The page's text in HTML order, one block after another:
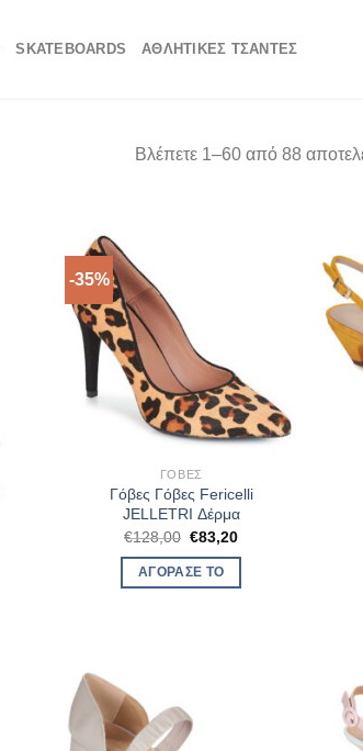
SKATEBOARDS ΑΘΛΗΤΙΚΈΣ ΤΣΆΝΤΕΣ
Βλέπετε 1–60 από 88
-35%
ΓΌΒΕΣ
Γόβες Γόβες Fericelli
JELLETRI Δέρμα
€128,00 Original
was:
€128,00.
€83,20Η
ΑΓΌΡΑΣΈ ΤΟ